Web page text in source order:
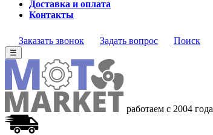
Доставка и оплата
Контакты
Заказать звонок Задать вопрос Поиск
☰
работаем с 2004 года